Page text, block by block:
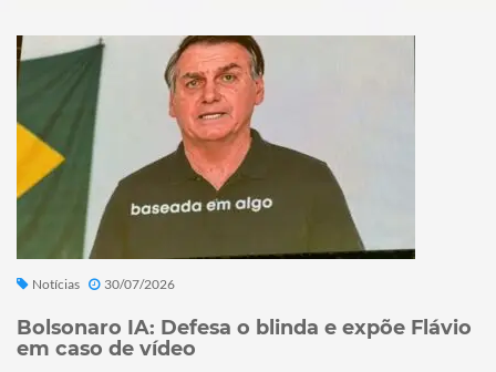
Notícias 30/07/2026
Bolsonaro IA: Defesa o blinda e expõe Flávio
em caso de vídeo